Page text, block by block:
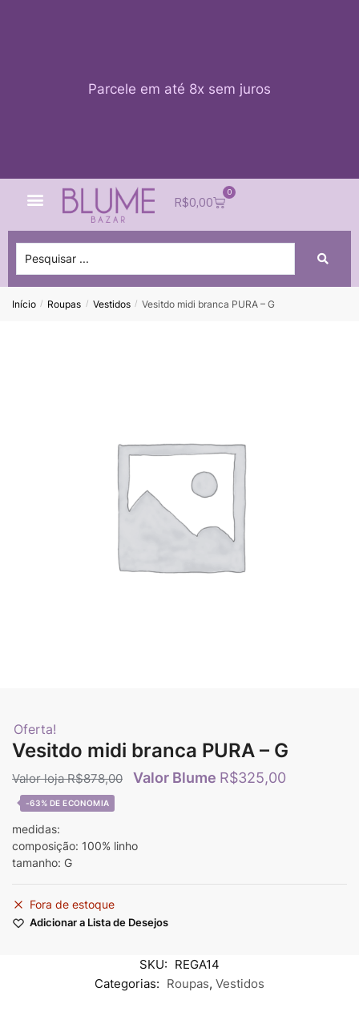
Parcele em até 8x sem juros
R$0,00
0
Início / Roupas / Vestidos / Vesitdo midi branca PURA – G
Oferta!
Vesitdo midi branca PURA – G
R$878,00 R$325,00
-63%
medidas:
composição: 100% linho
tamanho: G
Fora de estoque
Adicionar a Lista de Desejos
SKU: REGA14
Categorias: Roupas, Vestidos